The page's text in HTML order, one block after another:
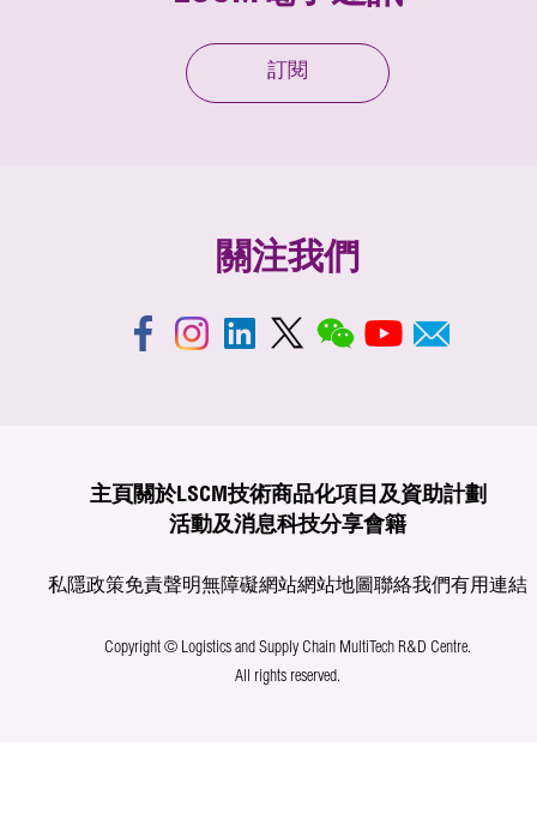
訂閱
關注我們
主頁 關於LSCM技術商品化項目及資助計劃
活動及消息科技分享會籍
私隱政策免責聲明無障礙網站網站地圖聯絡我們有用連結
Copyright © Logistics and Supply Chain MultiTech R&D Centre.
All rights reserved.